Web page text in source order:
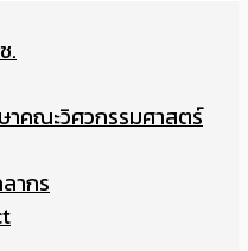
.
คณะวิศวกรรมศาสตร์
ากร